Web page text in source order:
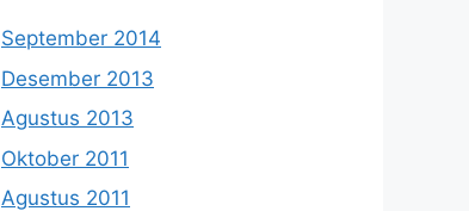
September 2014
Desember 2013
Agustus 2013
Oktober 2011
Agustus 2011